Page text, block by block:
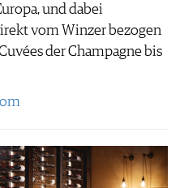
und dabei
vom Winzer bezogen
der Champagne bis